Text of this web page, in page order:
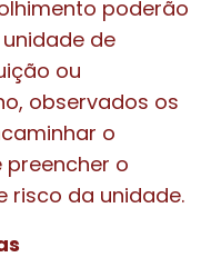
poderão
de
ou
observados os
o
o
risco da unidade.